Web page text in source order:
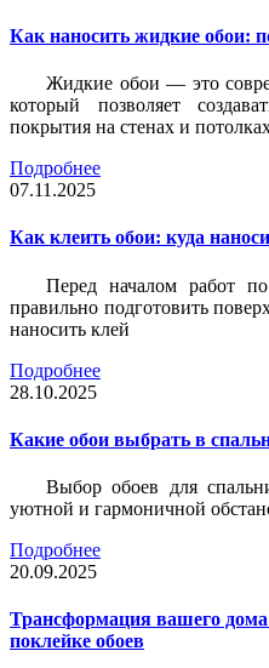
Как наносить жидкие обои:
Жидкие обои — это
который позволяет
покрытия на стенах и
Подробнее
07.11.2025
Как клеить обои: куда
Перед началом работ
правильно подготовить
наносить клей
Подробнее
28.10.2025
Какие обои выбрать в
Выбор обоев для
уютной и гармоничной
Подробнее
20.09.2025
Трансформация вашего
поклейке обоев